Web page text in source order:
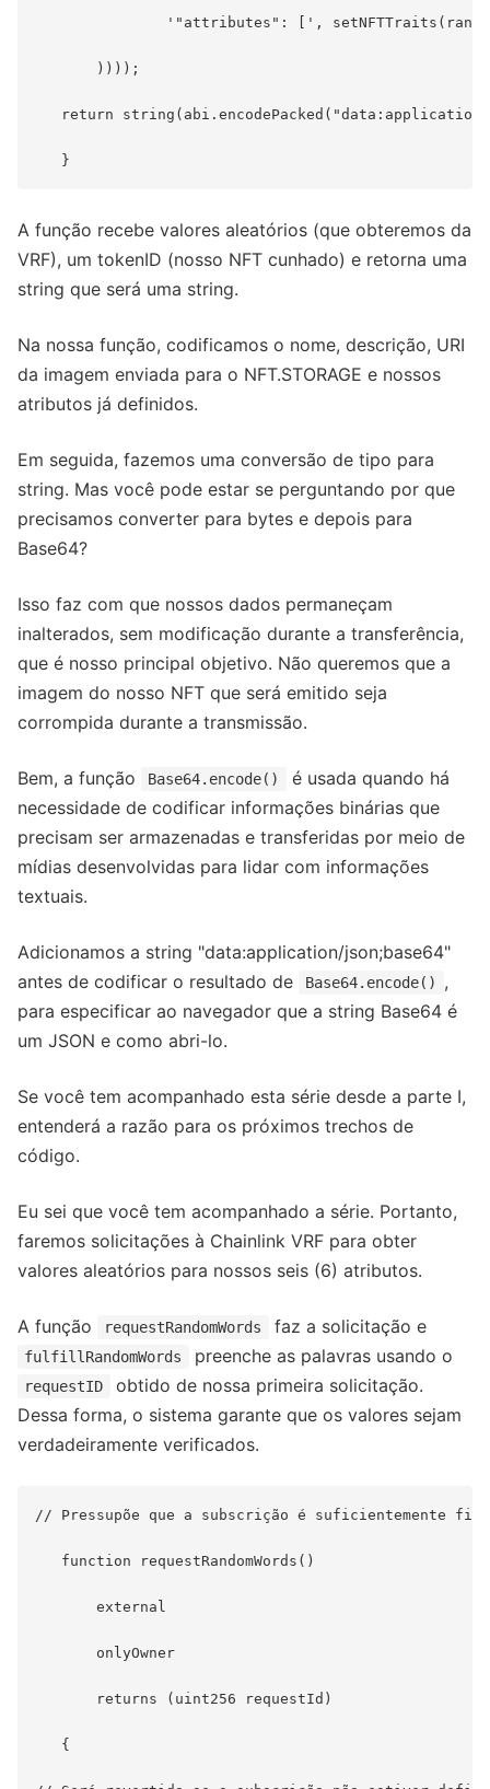
'"attributes": [',
       ))));
return
A função recebe valores aleatórios (que obteremos da
VRF), um tokenID (nosso NFT cunhado) e retorna uma
string que será uma string.
Na nossa função, codificamos o nome, descrição, URI
da imagem enviada para o NFT.STORAGE e nossos
atributos já definidos.
Em seguida, fazemos uma conversão de tipo para
string. Mas você pode estar se perguntando por que
precisamos converter para bytes e depois para
Base64?
Isso faz com que nossos dados permaneçam
inalterados, sem modificação durante a transferência,
que é nosso principal objetivo. Não queremos que a
imagem do nosso NFT que será emitido seja
corrompida durante a transmissão.
Bem, a função Base64.encode()
é usada quando há
necessidade de codificar informações binárias que
precisam ser armazenadas e transferidas por meio de
mídias desenvolvidas para lidar com informações
textuais.
Adicionamos a string "data:application/json;base64"
antes de codificar o resultado de
Base64.encode()
,
para especificar ao navegador que a string Base64 é
um JSON e como abri-lo.
Se você tem acompanhado esta série desde a parte I,
entenderá a razão para os próximos trechos de
código.
Eu sei que você tem acompanhado a série. Portanto,
faremos solicitações à Chainlink VRF para obter
valores aleatórios para nossos seis (6) atributos.
A função requestRandomWords faz a solicitação e
fulfillRandomWords preenche as palavras usando o
requestID
obtido de nossa primeira solicitação.
Dessa forma, o sistema garante que os valores sejam
verdadeiramente verificados.
// Pressupõe que a subscrição é suficientemente
   function requestRandomWords()
       external
       onlyOwner
       returns (uint256 requestId)
   {